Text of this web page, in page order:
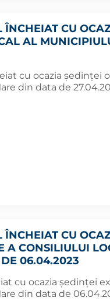
ÎNCHEIAT CU
AL
cu ocazia şedinţei
din data de
ÎNCHEIAT CU
A CONSILIULUI
06.04.2023
cu ocazia şedinţei
din data de